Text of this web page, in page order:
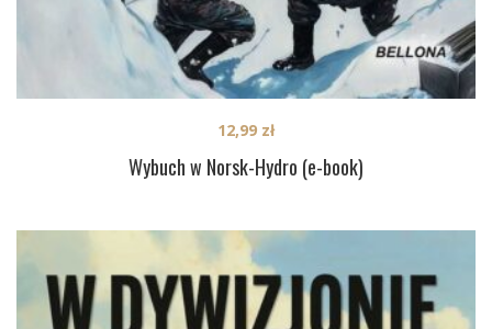
Wybuch w Norsk-Hydro (e-book)
12,99 zł